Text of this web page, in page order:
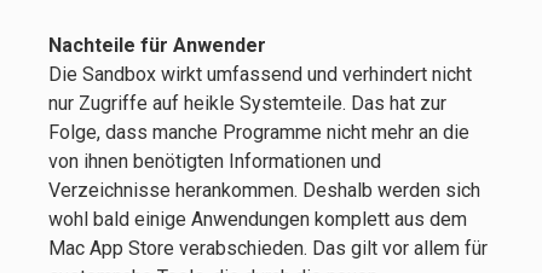
Nachteile für Anwender
Die Sandbox wirkt umfassend und verhindert nicht
nur Zugriffe auf heikle Systemteile. Das hat zur
Folge, dass manche Programme nicht mehr an die
von ihnen benötigten Informationen und
Verzeichnisse herankommen. Deshalb werden sich
wohl bald einige Anwendungen komplett aus dem
Mac App Store verabschieden. Das gilt vor allem für